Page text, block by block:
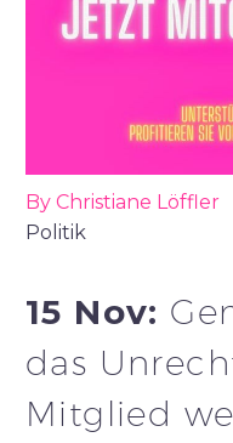
By Christiane Löffler
Politik
15 Nov:
das
Mitglied